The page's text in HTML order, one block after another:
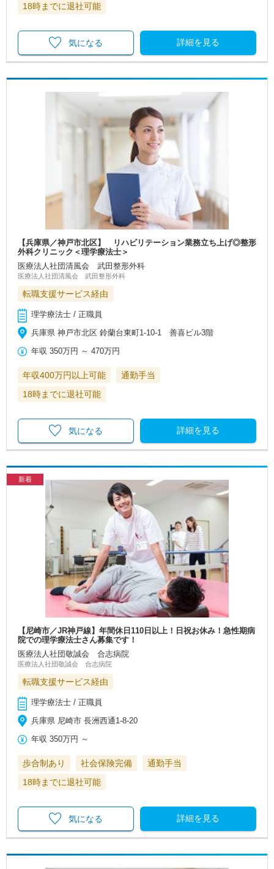
18時までに退社可能
詳細を見る
気になる
【兵庫県／神戸市北区】 リハビリテーション業務立ち上げ◎整形
外科クリニック＜理学療法士＞
医療法人社団清風会 武田整形外科
医療法人社団清風会 武田整形外科
転職支援サービス経由
理学療法士 / 正職員
兵庫県 神戸市北区 鈴蘭台東町1-10-1 善喜ビル3階
年収 350万円 ～470万円
年収400万円以上可能
通勤手当
18時までに退社可能
詳細を見る
気になる
新着
【尼崎市／JR神戸線】年間休日110日以上！日祝お休み！急性期病
院での理学療法士さん募集です！
医療法人社団敬誠会 合志病院
医療法人社団敬誠会 合志病院
転職支援サービス経由
理学療法士 / 正職員
兵庫県 尼崎市 長洲西通1-8-20
年収 350万円 ～
歩合制あり 社会保険完備
通勤手当
18時までに退社可能
詳細を見る
気になる